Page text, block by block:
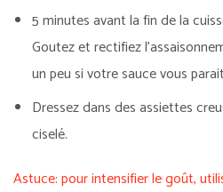
5 minutes avant la fin de la
Goutez et rectifiez
un peu si votre sauce vous
Dressez dans des assiettes
ciselé.
Astuce: pour intensifier le goût,